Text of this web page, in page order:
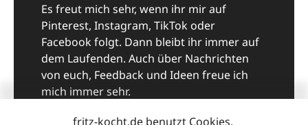
Es freut mich sehr, wenn ihr mir auf
Pinterest, Instagram, TikTok oder
Facebook folgt. Dann bleibt ihr immer auf
dem Laufenden. Auch über Nachrichten
von euch, Feedback und Ideen freue ich
mich immer sehr.
Viel Spaß beim Kochen und guten Appetit,
fritz-kocht.de benutzt Cookies,